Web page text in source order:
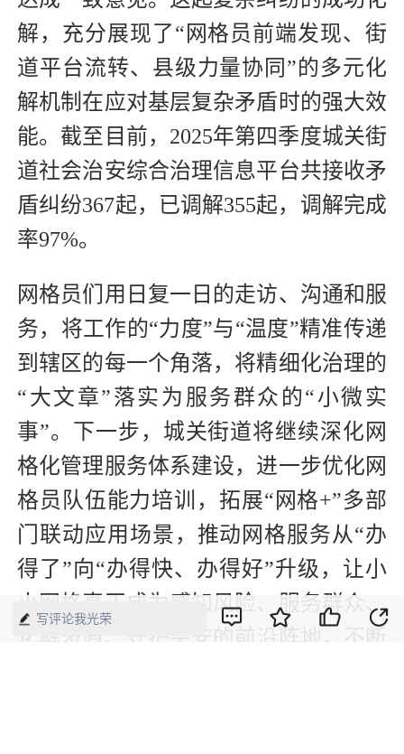
解，充分展现了“网格员前端发现、街
道平台流转、县级力量协同”的多元化
解机制在应对基层复杂矛盾时的强大效
能。截至目前，2025年第四季度城关街
道社会治安综合治理信息平台共接收矛
盾纠纷367起，已调解355起，调解完成
率97%。
网格员们用日复一日的走访、沟通和服
务，将工作的“力度”与“温度”精准传递
到辖区的每一个角落，将精细化治理的
“大文章”落实为服务群众的“小微实
事”。下一步，城关街道将继续深化网
格化管理服务体系建设，进一步优化网
格员队伍能力培训，拓展“网格+”多部
门联动应用场景，推动网格服务从“办
得了”向“办得快、办得好”升级，让小
小网格真正成为感知风险、服务群众、
化解矛盾、守护平安的前沿阵地，不断
写评论我光荣